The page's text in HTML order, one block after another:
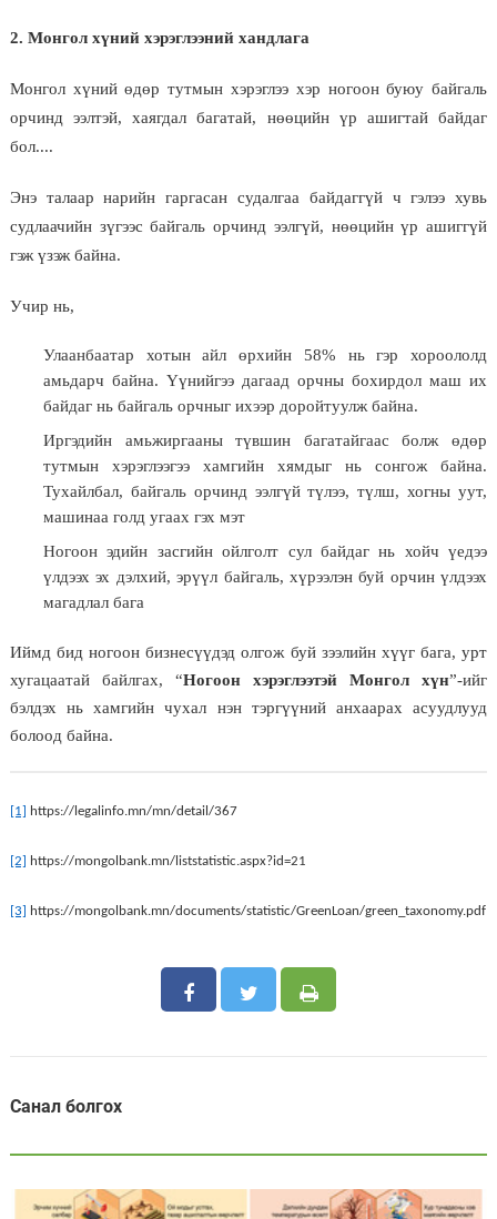
2. Монгол хүний хэрэглээний хандлага
Монгол хүний өдөр тутмын хэрэглээ хэр ногоон буюу байгаль
орчинд ээлтэй, хаягдал багатай, нөөцийн үр ашигтай байдаг
бол....
Энэ талаар нарийн гаргасан судалгаа байдаггүй ч гэлээ хувь
судлаачийн зүгээс байгаль орчинд ээлгүй, нөөцийн үр ашиггүй
гэж үзэж байна.
Учир нь,
Улаанбаатар хотын айл өрхийн 58% нь гэр хороололд
амьдарч байна. Үүнийгээ дагаад орчны бохирдол маш их
байдаг нь байгаль орчныг ихээр доройтуулж байна.
Иргэдийн амьжиргааны түвшин багатайгаас болж өдөр
тутмын хэрэглээгээ хамгийн хямдыг нь сонгож байна.
Тухайлбал, байгаль орчинд ээлгүй түлээ, түлш, хогны уут,
машинаа голд угаах гэх мэт
Ногоон эдийн засгийн ойлголт сул байдаг нь хойч үедээ
үлдээх эх дэлхий, эрүүл байгаль, хүрээлэн буй орчин үлдээх
магадлал бага
Иймд бид ногоон бизнесүүдэд олгож буй зээлийн хүүг бага, урт
хугацаатай байлгах, “Ногоон хэрэглээтэй Монгол хүн”-ийг
бэлдэх нь хамгийн чухал нэн тэргүүний анхаарах асуудлууд
болоод байна.
[1] https://legalinfo.mn/mn/detail/367
[2] https://mongolbank.mn/liststatistic.aspx?id=21
[3] https://mongolbank.mn/documents/statistic/GreenLoan/green_taxonomy.pdf
Санал болгох